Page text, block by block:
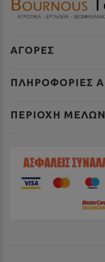
ΑΓΟΡΕΣ
ΠΛΗΡΟΦΟΡΊΕΣ
ΠΕΡΙΟΧΉ ΜΕΛΏΝ